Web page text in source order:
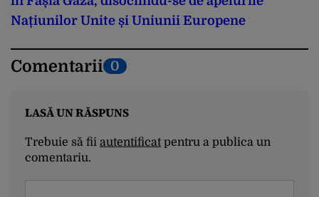
Națiunilor Unite și Uniunii Europene
Comentarii 0
LASĂ UN RĂSPUNS
Trebuie să fii autentificatpentru a publica un
comentariu.